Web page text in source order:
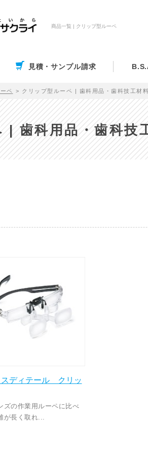
商品一覧 | クリップ型ルーペ
見積・サンプル請求
ペ クリップ型ルーペ | 歯科用品・歯科技工材
| 歯科用品・歯科技
スディテール クリッ
ズの作業用ルーペに比べ
が長く取れ...